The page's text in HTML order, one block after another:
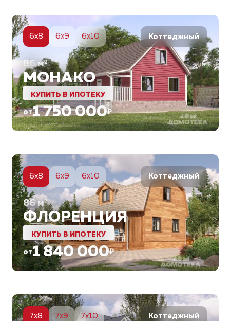
Коттеджный
6x8 6x9 6x10
86м²
МОНАКО
КУПИТЬ В ИПОТЕКУ
от1 750 000₽
5
Коттеджный
6x8 6x9 6x10
86м²
ФЛОРЕНЦИЯ
КУПИТЬ В ИПОТЕКУ
от1 840 000₽
5
Коттеджный
7x8 7x9 7x10
6